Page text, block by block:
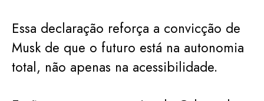
Essa declaração reforça a convicção de
Musk de que o futuro está na autonomia
total, não apenas na acessibilidade.